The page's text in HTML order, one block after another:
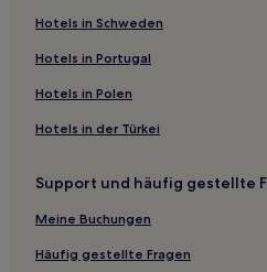
Familien in Central Singapore
Günstige in Novena
Familien nahe Robertson Quay
Hotels nahe Scotts Square
Hotels nahe Campus Park
Kallang: Hotels
Hotels nahe MacRitchie
Hotels in Schweden
Hotels in Portugal
Hotels in Polen
Hotels in der Türkei
Support und häufig gestellte
Meine Buchungen
Häufig gestellte Fragen